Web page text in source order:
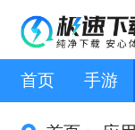
首页 手游